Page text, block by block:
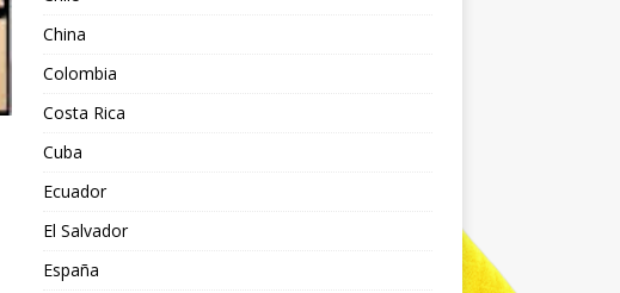
China
Colombia
Costa Rica
Cuba
Ecuador
El Salvador
España